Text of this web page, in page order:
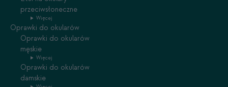
przeciwsłoneczne
Więcej
Oprawki do okularów
Oprawki do okularów
męskie
Więcej
Oprawki do okularów
damskie